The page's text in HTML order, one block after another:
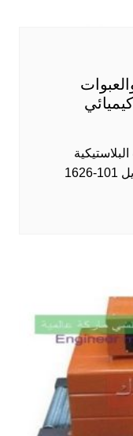
والمعدنية غذائي كيميائي صناعي موديل 101-1626